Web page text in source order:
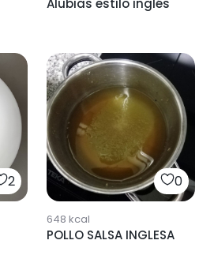
Alubias estilo inglés
2 0
648 kcal
POLLO SALSA INGLESA